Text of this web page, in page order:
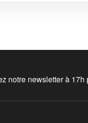
notre newsletter à